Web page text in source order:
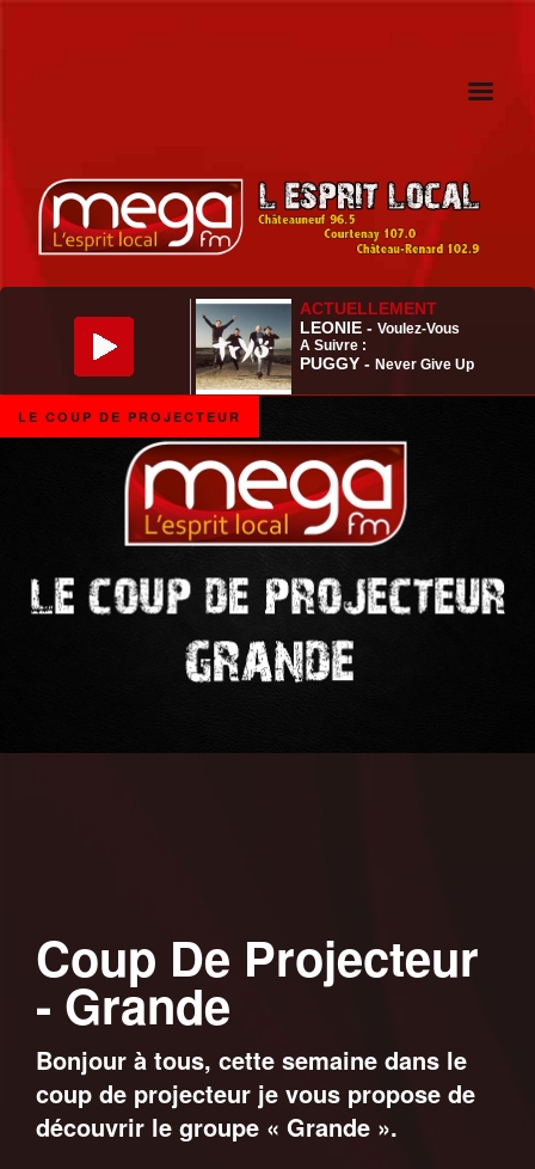
LE COUP DE PROJECTEUR
Coup De Projecteur
- Grande
Bonjour à tous, cette semaine dans le
coup de projecteur je vous propose de
découvrir le groupe « Grande ».